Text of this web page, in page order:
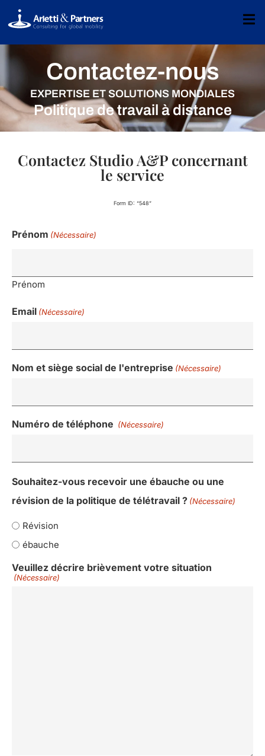
Contactez-nous
EXPERTISE ET SOLUTIONS MONDIALES
Politique de travail à distance
Contactez Studio A&P concernant
le service
Form ID: “548”
Prénom (Nécessaire)
Prénom
Email (Nécessaire)
Nom et siège social de l'entreprise (Nécessaire)
Numéro de téléphone (Nécessaire)
Souhaitez-vous recevoir une ébauche ou une
révision de la politique de télétravail ? (Nécessaire)
Révision
ébauche
Veuillez décrire brièvement votre situation
(Nécessaire)